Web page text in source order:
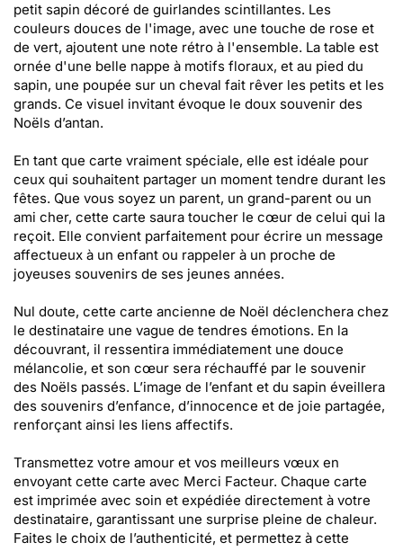
petit sapin décoré de guirlandes scintillantes. Les
couleurs douces de l'image, avec une touche de rose et
de vert, ajoutent une note rétro à l'ensemble. La table est
ornée d'une belle nappe à motifs floraux, et au pied du
sapin, une poupée sur un cheval fait rêver les petits et les
grands. Ce visuel invitant évoque le doux souvenir des
Noëls d’antan.
En tant que carte vraiment spéciale, elle est idéale pour
ceux qui souhaitent partager un moment tendre durant les
fêtes. Que vous soyez un parent, un grand-parent ou un
ami cher, cette carte saura toucher le cœur de celui qui la
reçoit. Elle convient parfaitement pour écrire un message
affectueux à un enfant ou rappeler à un proche de
joyeuses souvenirs de ses jeunes années.
Nul doute, cette carte ancienne de Noël déclenchera chez
le destinataire une vague de tendres émotions. En la
découvrant, il ressentira immédiatement une douce
mélancolie, et son cœur sera réchauffé par le souvenir
des Noëls passés. L’image de l’enfant et du sapin éveillera
des souvenirs d’enfance, d’innocence et de joie partagée,
renforçant ainsi les liens affectifs.
Transmettez votre amour et vos meilleurs vœux en
envoyant cette carte avec Merci Facteur. Chaque carte
est imprimée avec soin et expédiée directement à votre
destinataire, garantissant une surprise pleine de chaleur.
Faites le choix de l’authenticité, et permettez à cette